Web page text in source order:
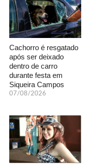
Cachorro é resgatado
após ser deixado
dentro de carro
durante festa em
Siqueira Campos
07/08/2026